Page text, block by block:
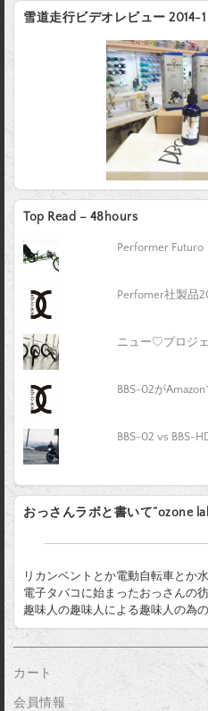
雪道走行ビデオレビュー 2014-1
Top Read – 48hours
Performer Futuro
Perfomer社製品
ニュー♡プロジ
BBS-02が
BBS-02 vs BBS-
おっさんラボと書いて”ozone
リカンベントとか電動自転車とか
電子タバコに始まったおっさんの
趣味人の趣味人による趣味人の為
カート
会員情報